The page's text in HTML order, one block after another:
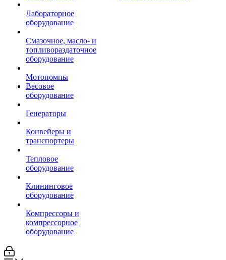
Лабораторное
оборудование
Смазочное, масло- и
топливораздаточное
оборудование
Мотопомпы
Весовое
оборудование
Генераторы
Конвейеры и
транспортеры
Тепловое
оборудование
Клининговое
оборудование
Компрессоры и
компрессорное
оборудование